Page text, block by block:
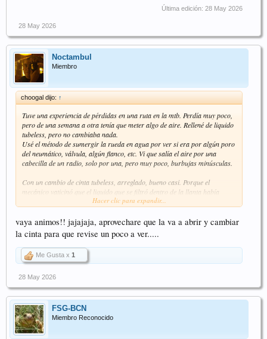
Última edición: 28 May 2026
28 May 2026
Noctambul
Miembro
choogal dijo: ↑
Tuve una experiencia de pérdidas en una ruta en la mtb. Perdía muy poco,
pero de una semana a otra tenía que meter algo de aire. Rellené de liquido
tubeless, pero no cambiaba nada.
Usé el método de sumergir la rueda en agua por ver si era por algún poro
del neumático, válvula, algún flanco, etc. Vi que salía el aire por una
cabecilla de un radio, solo por una, pero muy poco, burbujas minúsculas.
Con un cambio de cinta tubeless, arreglado, bueno casi. Porque el
mecánico vaticinó que el liquido que se filtró dentro de la llanta había
corroído la cabecillas de los radios y que terminarían cascando y así fue...
Hacer clic para expandir...
vaya animos!! jajajaja, aprovechare que la va a abrir y cambiar
la cinta para que revise un poco a ver.....
Me Gusta x 1
28 May 2026
FSG-BCN
Miembro Reconocido